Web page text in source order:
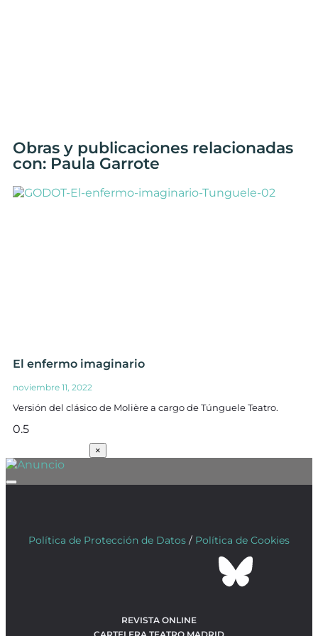
Obras y publicaciones relacionadas
con: Paula Garrote
El enfermo imaginario
noviembre 11, 2022
Versión del clásico de Molière a cargo de Túnguele Teatro.
×
Política de Protección de Datos / Política de Cookies
REVISTA ONLINE